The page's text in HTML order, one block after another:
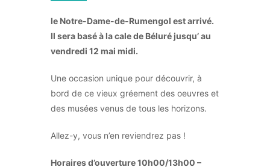
le Notre-Dame-de-Rumengol est arrivé.
Il sera basé à la cale de Béluré jusqu’ au
vendredi 12 mai midi.
Une occasion unique pour découvrir, à
bord de ce vieux gréement des oeuvres et
des musées venus de tous les horizons.
Allez-y, vous n’en reviendrez pas !
Horaires d’ouverture 10h00/13h00 –